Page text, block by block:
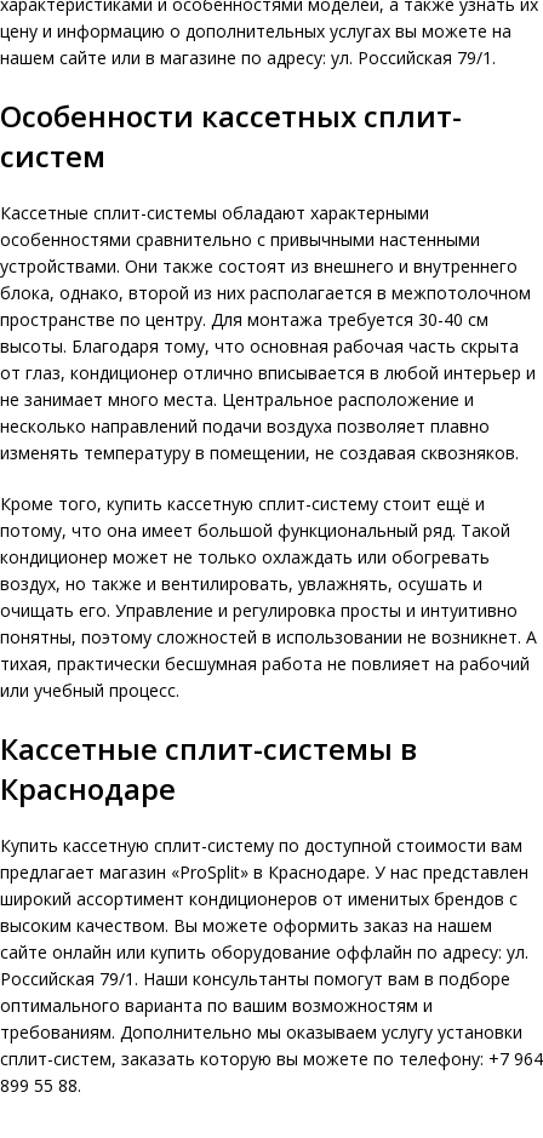
цену и информацию о дополнительных услугах вы можете на
нашем сайте или в магазине по адресу: ул. Российская 79/1.
Особенности кассетных сплит-
систем
Кассетные сплит-системы обладают характерными
особенностями сравнительно с привычными настенными
устройствами. Они также состоят из внешнего и внутреннего
блока, однако, второй из них располагается в межпотолочном
пространстве по центру. Для монтажа требуется 30-40 см
высоты. Благодаря тому, что основная рабочая часть скрыта
от глаз, кондиционер отлично вписывается в любой интерьер и
не занимает много места. Центральное расположение и
несколько направлений подачи воздуха позволяет плавно
изменять температуру в помещении, не создавая сквозняков.
Кроме того, купить кассетную сплит-систему стоит ещё и
потому, что она имеет большой функциональный ряд. Такой
кондиционер может не только охлаждать или обогревать
воздух, но также и вентилировать, увлажнять, осушать и
очищать его. Управление и регулировка просты и интуитивно
понятны, поэтому сложностей в использовании не возникнет. А
тихая, практически бесшумная работа не повлияет на рабочий
или учебный процесс.
Кассетные сплит-системы в
Краснодаре
Купить кассетную сплит-систему по доступной стоимости вам
предлагает магазин «ProSplit» в Краснодаре. У нас представлен
широкий ассортимент кондиционеров от именитых брендов с
высоким качеством. Вы можете оформить заказ на нашем
сайте онлайн или купить оборудование оффлайн по адресу: ул.
Российская 79/1. Наши консультанты помогут вам в подборе
оптимального варианта по вашим возможностям и
требованиям. Дополнительно мы оказываем услугу установки
сплит-систем, заказать которую вы можете по телефону: +7 964
899 55 88.